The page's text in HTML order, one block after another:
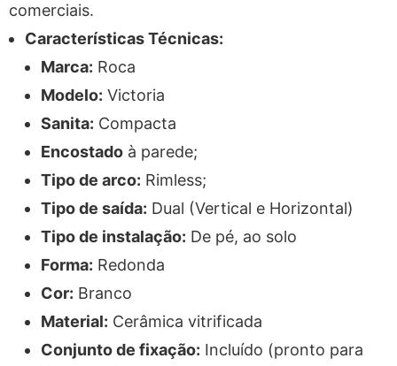
comerciais.
Características Técnicas:
Marca: Roca
Modelo: Victoria
Sanita: Compacta
Encostado à parede;
Tipo de arco: Rimless;
Tipo de saída: Dual (Vertical e Horizontal)
Tipo de instalação: De pé, ao solo
Forma: Redonda
Cor: Branco
Material: Cerâmica vitrificada
Conjunto de fixação: Incluído (pronto para